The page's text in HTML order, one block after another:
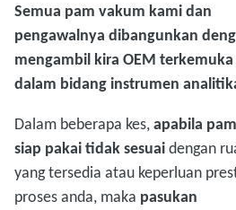
Semua pam vakum kami dan
pengawalnya dibangunkan
mengambil kira OEM terkemuka
dalam bidang instrumen
Dalam beberapa kes,apabila pam
siap pakai tidak sesuaidengan
yang tersedia atau keperluan
proses anda, maka pasukan